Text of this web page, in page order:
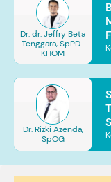
Dr. dr. Jeffry Beta
Tenggara, SpPD-
KHOM
Dr. Rizki Azenda,
SpOG